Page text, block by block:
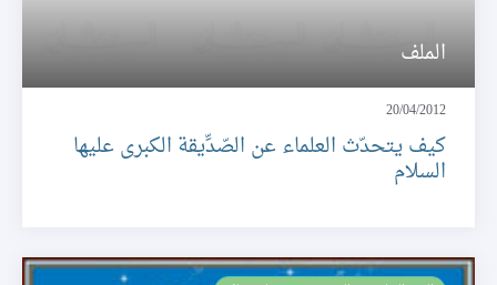
الملف
20/04/2012
كيف يتحدّث العلماء عن الصّدِّيقة الكبرى عليها
السلام